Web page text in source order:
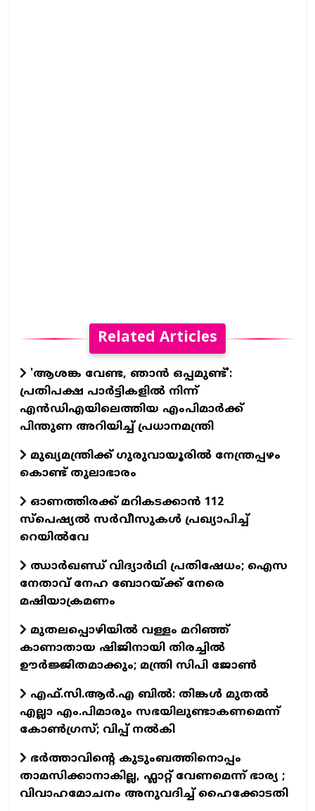
Related Articles
'ആശങ്ക വേണ്ട, ഞാൻ ഒപ്പമുണ്ട്’:
പ്രതിപക്ഷ പാർട്ടികളിൽ നിന്ന്
എൻഡിഎയിലെത്തിയ എംപിമാർക്ക്
പിന്തുണ അറിയിച്ച് പ്രധാനമന്ത്രി
മുഖ്യമന്ത്രിക്ക് ഗുരുവായൂരില്‍ നേന്ത്രപ്പഴം
കൊണ്ട് തുലാഭാരം
ഓണത്തിരക്ക് മറികടക്കാൻ 112
സ്പെഷ്യൽ സർവീസുകൾ പ്രഖ്യാപിച്ച്
റെയിൽവേ
ഝാര്‍ഖണ്ഡ് വിദ്യാര്‍ഥി പ്രതിഷേധം; ഐസ
നേതാവ് നേഹ ബോറയ്ക്ക് നേരെ
മഷിയാക്രമണം
മുതലപ്പൊഴിയില്‍ വള്ളം മറിഞ്ഞ്
കാണാതായ ഷിജിനായി തിരച്ചില്‍
ഊര്‍ജ്ജിതമാക്കും; മന്ത്രി സിപി ജോണ്‍
എഫ്.സി.ആർ.എ ബിൽ: തിങ്കൾ മുതൽ
എല്ലാ എം.പിമാരും സഭയിലുണ്ടാകണമെന്ന്
കോൺഗ്രസ്; വിപ്പ് നൽകി
ഭർത്താവിന്റെ കുടുംബത്തിനൊപ്പം
താമസിക്കാനാകില്ല, ഫ്ലാറ്റ് വേണമെന്ന് ഭാര്യ ;
വിവാഹമോചനം അനുവദിച്ച് ഹൈക്കോടതി